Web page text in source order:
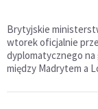
Brytyjskie
wtorek oficjalnie
dyplomatycznego
między Madrytem a